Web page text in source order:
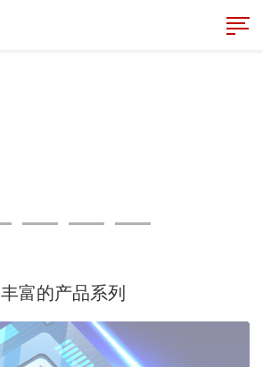
丰富的产品系列